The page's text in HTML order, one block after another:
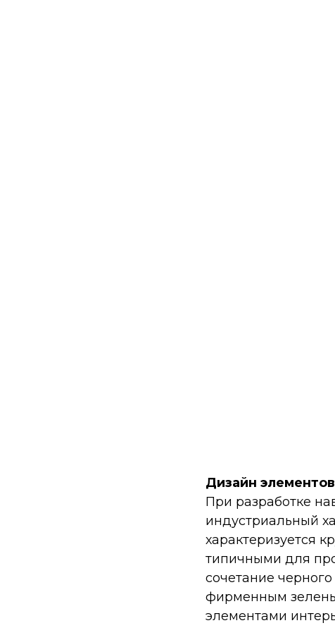
Дизайн элементов
При разработке
индустриальный
характеризуется
типичными для
сочетание
фирменным
элементами